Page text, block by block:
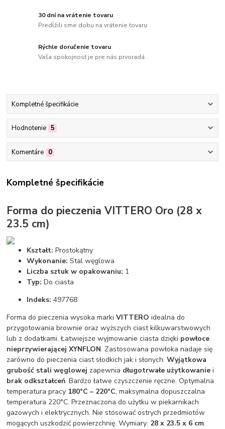
30 dní na vrátenie tovaru
Predĺžili sme dobu na vrátenie tovaru
Rýchle doručenie tovaru
Vaša spokojnosť je pre nás prvoradá
Kompletné špecifikácie
Hodnotenie 5
Komentáre 0
Kompletné špecifikácie
Forma do pieczenia VITTERO Oro (28 x
23.5 cm)
Kształt: Prostokątny
Wykonanie: Stal węglowa
Liczba sztuk w opakowaniu: 1
Typ: Do ciasta
Indeks:497768
Forma do pieczenia wysoka markiVITTERO idealna do
przygotowania brownie oraz wyższych ciast kilkuwarstwowych
lub z dodatkami. Łatwiejsze wyjmowanie ciasta dzięki powłoce
nieprzywierającej XYNFLON. Zastosowana powłoka nadaje się
zarówno do pieczenia ciast słodkich jak i słonych.Wyjątkowa
grubość stali węglowej zapewnia długotrwałe użytkowanie i
brak odkształceń. Bardzo łatwe czyszczenie ręczne. Optymalna
temperatura pracy 180°C – 220°C, maksymalna dopuszczalna
temperatura 220°C. Przeznaczona do użytku w piekarnikach
gazowych i elektrycznych. Nie stosować ostrych przedmiotów
mogących uszkodzić powierzchnię. Wymiary: 28 x 23.5 x 6 cm.